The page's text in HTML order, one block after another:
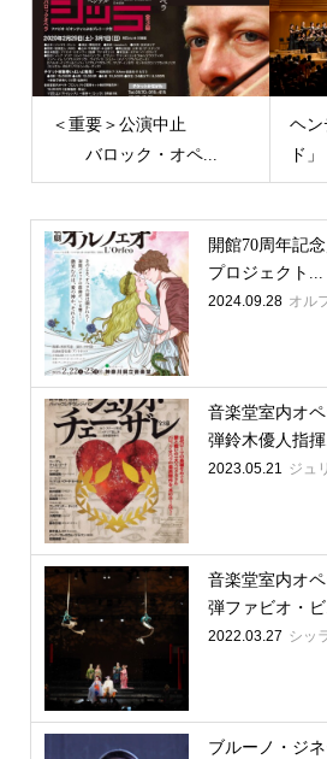
＜重要＞公演中止
バロック・オペ...
ヘン
ド
開館70周年記
プロジェクト...
2024.09.28 オル
音楽堂室内オ
弾鈴木優人指
2023.05.21 ジュ
音楽堂室内オ
弾ファビオ・
2022.03.27 シッ
ブルーノ・ジ